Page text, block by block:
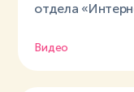
отдела
Видео